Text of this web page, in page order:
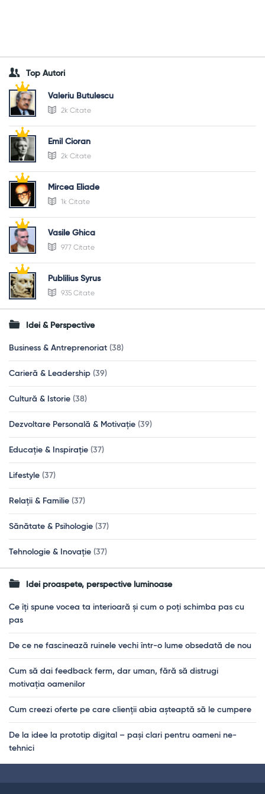
Top Autori
Valeriu Butulescu
2k Citate
Emil Cioran
2k Citate
Mircea Eliade
1k Citate
Vasile Ghica
977 Citate
Publilius Syrus
935 Citate
Idei & Perspective
Business & Antreprenoriat (38)
Carieră & Leadership (39)
Cultură & Istorie (38)
Dezvoltare Personală & Motivație (39)
Educație & Inspirație (37)
Lifestyle (37)
Relații & Familie (37)
Sănătate & Psihologie (37)
Tehnologie & Inovație (37)
Idei proaspete, perspective luminoase
Ce îți spune vocea ta interioară și cum o poți schimba pas cu
pas
De ce ne fascinează ruinele vechi într-o lume obsedată de nou
Cum să dai feedback ferm, dar uman, fără să distrugi
motivația oamenilor
Cum creezi oferte pe care clienții abia așteaptă să le cumpere
De la idee la prototip digital – pași clari pentru oameni ne-
tehnici